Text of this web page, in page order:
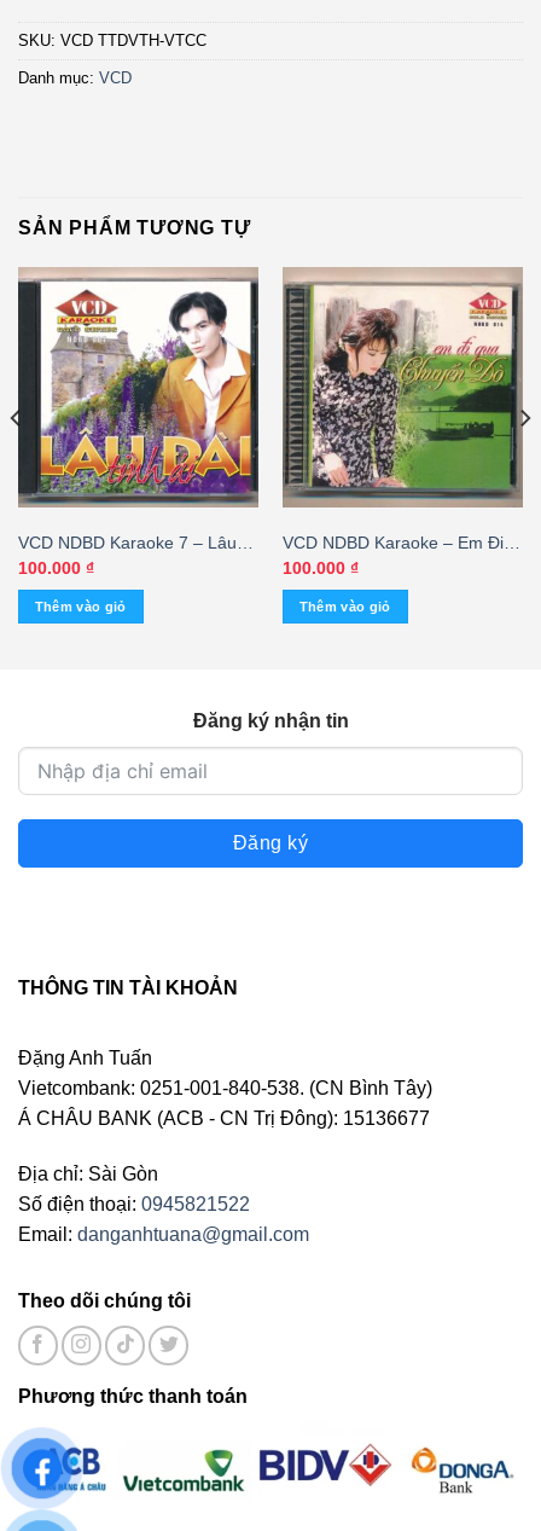
SKU: VCD TTDVTH-VTCC
Danh mục: VCD
SẢN PHẨM TƯƠNG TỰ
VCD NDBD Karaoke 7 – Lâu
Đài Tình Ái
100.000 ₫
Thêm vào giỏ
VCD NDBD Karaoke – Em Đi
Qua Chuyến Đò
100.000 ₫
Thêm vào giỏ
Đăng ký nhận tin
Đăng ký
THÔNG TIN TÀI KHOẢN
Đặng Anh Tuấn
Vietcombank: 0251-001-840-538. (CN Bình Tây)
Á CHÂU BANK (ACB - CN Trị Đông): 15136677
Địa chỉ: Sài Gòn
Số điện thoại: 0945821522
Email: danganhtuana@gmail.com
Theo dõi chúng tôi
Phương thức thanh toán